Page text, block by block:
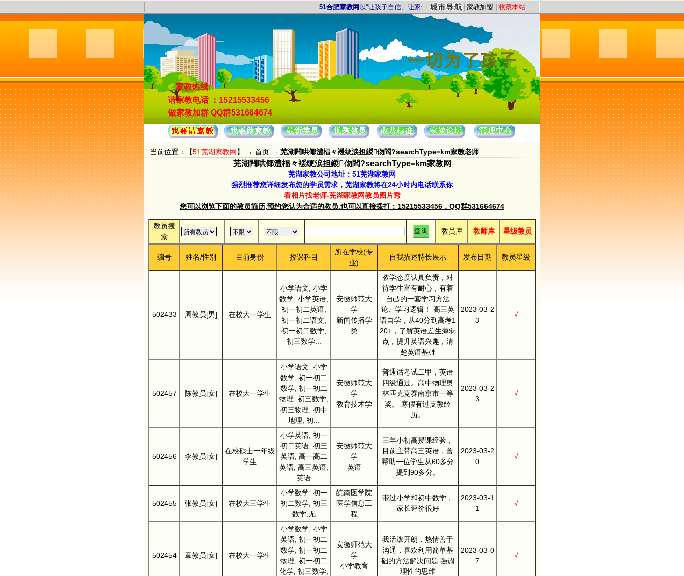
51合肥家教网以“让孩子自信、让家长放心”为服务宗旨，以“证件认证、星级评定”保证教员质量，以“系统化、高质量、快节奏
家教加盟 收藏本站
家教热线:
请家教电话 ：15215533456
做家教加群 QQ群531664674
当前位置：【51芜湖家教网】 → 首页 → 芜湖闁哄倻澧楅々褑绠涙担鍐伆閻?searchType=km家教老师
芜湖闁哄倻澧楅々褑绠涙担鍐伆閻?searchType=km家教网
芜湖家教公司地址：51芜湖家教网
强烈推荐您详细发布您的学员需求，芜湖家教将在24小时内电话联系你
看相片找老师-芜湖家教网教员图片秀
您可以浏览下面的教员简历,预约您认为合适的教员.也可以直接拨打：15215533456，QQ群531664674
教员搜
索
教员库 教师库 星级教员
编号 姓名/性别 目前身份 授课科目
所在学校(专
业)
自我描述特长展示 发布日期 教员星级
502433 周教员[男] 在校大一学生
小学语文, 小学
数学, 小学英语,
初一初二英语,
初一初二语文,
初一初二数学,
初三数学...
安徽师范大
学
新闻传播学
类
教学态度认真负责，对
待学生富有耐心，有着
自己的一套学习方法
论、学习逻辑！ 高三英
语自学，从40分到高考1
20+，了解英语差生薄弱
点，提升英语兴趣，清
楚英语基础
2023-03-2
3
√
502457 陈教员[女] 在校大一学生
小学语文, 小学
数学, 初一初二
数学, 初一初二
物理, 初三数学,
初三物理, 初中
地理, 初...
安徽师范大
学
教育技术学
普通话考试二甲，英语
四级通过。高中物理奥
林匹克竞赛南京市一等
奖。 寒假有过支教经
历。
2023-03-2
3
√
502456 李教员[女]
在校硕士一年级
学生
小学英语, 初一
初二英语, 初三
英语, 高一高二
英语, 高三英语,
英语
安徽师范大
学
英语
三年小初高授课经验，
目前主带高三英语，曾
帮助一位学生从60多分
提到90多分。
2023-03-2
0
√
502455 张教员[女] 在校大三学生
小学数学, 初一
初二数学, 初三
数学,无
皖南医学院
医学信息工
程
带过小学和初中数学，
家长评价很好
2023-03-1
1
√
502454 章教员[女] 在校大一学生
小学数学, 小学
英语, 初一初二
数学, 初一初二
物理, 初一初二
化学, 初三数学,
安徽师范大
学
小学教育
我活泼开朗，热情善于
沟通，喜欢利用简单基
础的方法解决问题 强调
理性的思维
2023-03-0
7
√